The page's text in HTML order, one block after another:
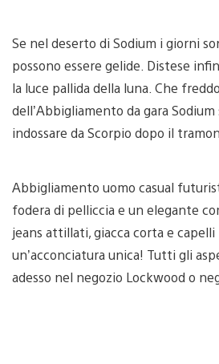
Se nel deserto di Sodium i giorni
possono essere gelide. Distese
la luce pallida della luna. Che
dell’Abbigliamento da gara Sodium
indossare da Scorpio dopo il
Abbigliamento uomo casual
fodera di pelliccia e un elegante
jeans attillati, giacca corta e
un’acconciatura unica! Tutti gli
adesso nel negozio Lockwood o